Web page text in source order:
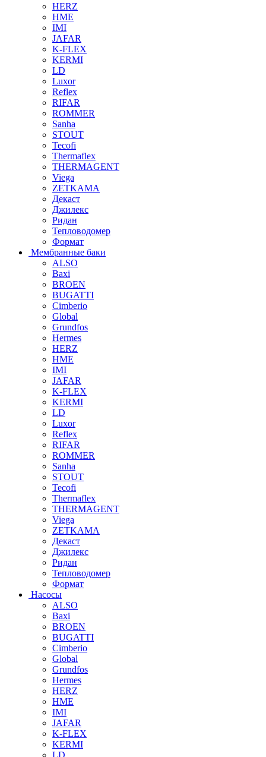
HERZ
HME
IMI
JAFAR
K-FLEX
KERMI
LD
Luxor
Reflex
RIFAR
ROMMER
Sanha
STOUT
Tecofi
Thermaflex
THERMAGENT
Viega
ZETKAMA
Декаст
Джилекс
Ридан
Тепловодомер
Формат
Мембранные баки
ALSO
Baxi
BROEN
BUGATTI
Cimberio
Global
Grundfos
Hermes
HERZ
HME
IMI
JAFAR
K-FLEX
KERMI
LD
Luxor
Reflex
RIFAR
ROMMER
Sanha
STOUT
Tecofi
Thermaflex
THERMAGENT
Viega
ZETKAMA
Декаст
Джилекс
Ридан
Тепловодомер
Формат
Насосы
ALSO
Baxi
BROEN
BUGATTI
Cimberio
Global
Grundfos
Hermes
HERZ
HME
IMI
JAFAR
K-FLEX
KERMI
LD